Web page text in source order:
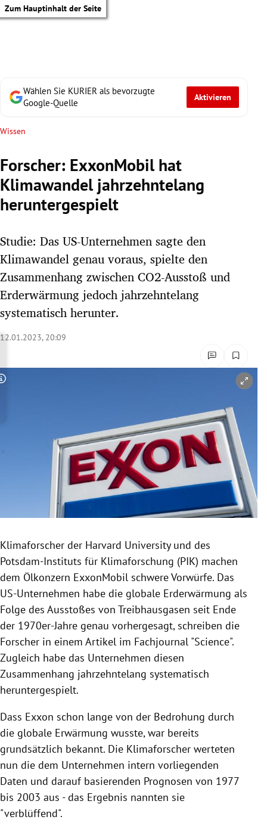
Zum Hauptinhalt der Seite
Untermenü
Untermenü
Untermenü
Untermenü
Untermenü
Untermenü
Untermenü
Wählen Sie KURIER als bevorzugte
Google-Quelle
Aktivieren
Wissen
Forscher: ExxonMobil hat
Klimawandel jahrzehntelang
heruntergespielt
Studie: Das US-Unternehmen sagte den
Klimawandel genau voraus, spielte den
Zusammenhang zwischen CO2-Ausstoß und
Erderwärmung jedoch jahrzehntelang
systematisch herunter.
12.01.2023, 20:09
Copyright-Hinweis öffnen/schließen
Klimaforscher der Harvard University und des
Potsdam-Instituts für Klimaforschung (PIK) machen
dem Ölkonzern ExxonMobil schwere Vorwürfe. Das
US-Unternehmen habe die globale Erderwärmung als
Folge des Ausstoßes von Treibhausgasen seit Ende
der 1970er-Jahre genau vorhergesagt, schreiben die
Forscher in einem Artikel im Fachjournal "Science".
Zugleich habe das Unternehmen diesen
Zusammenhang jahrzehntelang systematisch
heruntergespielt.
Dass Exxon schon lange von der Bedrohung durch
die globale Erwärmung wusste, war bereits
grundsätzlich bekannt. Die Klimaforscher werteten
nun die dem Unternehmen intern vorliegenden
Daten und darauf basierenden Prognosen von 1977
bis 2003 aus - das Ergebnis nannten sie
"verblüffend".